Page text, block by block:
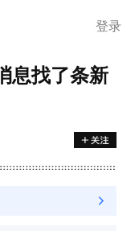
登录
息找了条新